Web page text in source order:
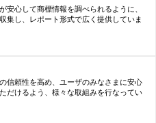
安心して商標情報を調べられるように、
集し、レポート形式で広く提供していま
信頼性を高め、ユーザのみなさまに安心
だけるよう、様々な取組みを行なってい